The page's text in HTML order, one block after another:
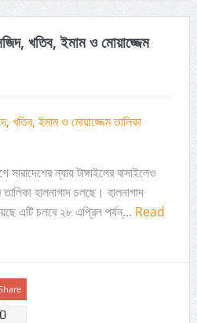
খতিব, ইমাম ও মোয়াজ্জেম
ন্যায় টাঙ্গাইলের বাসাইলেও
হালনাগাদ চলছে। হালনাগাদ
এটি চলবে ২৮ এপ্রিল পর্যন্... Read
0